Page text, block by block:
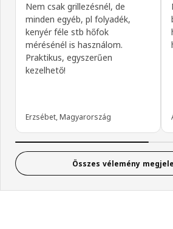
Nem csak grillezésnél, de
minden egyéb, pl folyadék,
kenyér féle stb hőfok
mérésénél is használom.
Praktikus, egyszerűen
kezelhető!
Erzsébet, Magyarország
Összes vélemény